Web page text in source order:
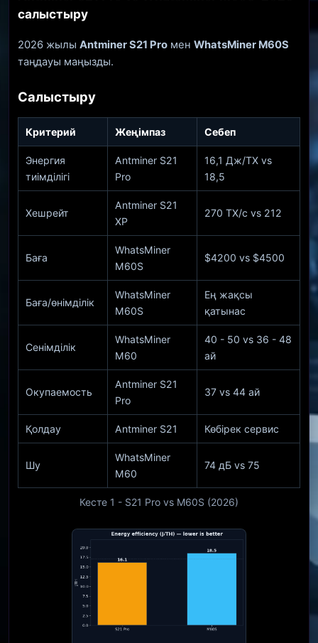
салыстыру
2026 жылы Antminer S21 Pro мен WhatsMiner M60S
таңдауы маңызды.
Салыстыру
Кесте 1 - S21 Pro vs M60S (2026)
Критерий Жеңімпаз Себеп
Энергия
тиімділігі
Antminer S21
Pro
16,1 Дж/ТХ vs
18,5
Хешрейт
Antminer S21
XP
270 ТХ/с vs 212
Баға
WhatsMiner
M60S
$4200 vs $4500
Баға/өнімділік
WhatsMiner
M60S
Ең жақсы
қатынас
Сенімділік
WhatsMiner
M60
40 - 50 vs 36 - 48
ай
Окупаемость
Antminer S21
Pro
37 vs 44 ай
Қолдау Antminer S21 Көбірек сервис
Шу
WhatsMiner
M60
74 дБ vs 75